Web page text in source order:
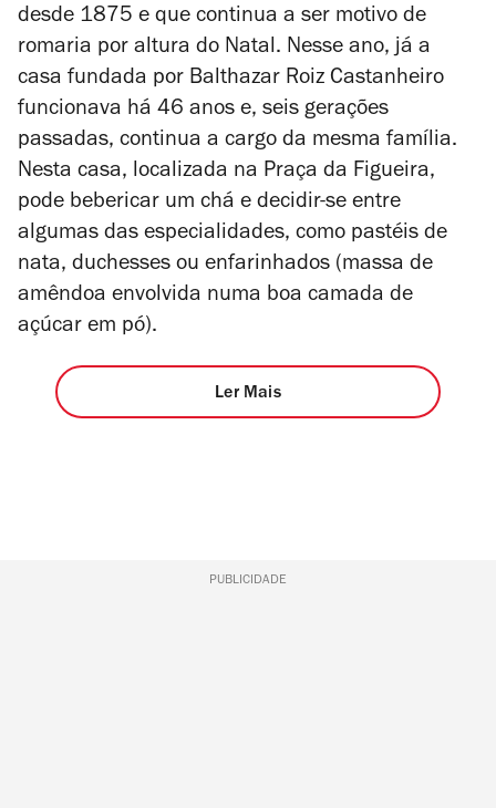
desde 1875 e que continua a ser motivo de
romaria por altura do Natal. Nesse ano, já a
casa fundada por Balthazar Roiz Castanheiro
funcionava há 46 anos e, seis gerações
passadas, continua a cargo da mesma família.
Nesta casa, localizada na Praça da Figueira,
pode bebericar um chá e decidir-se entre
algumas das especialidades, como pastéis de
nata, duchesses ou enfarinhados (massa de
amêndoa envolvida numa boa camada de
açúcar em pó).
Ler Mais
PUBLICIDADE